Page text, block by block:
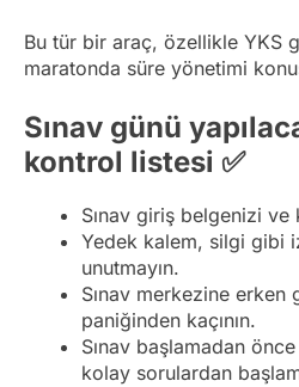
Bu tür bir araç, özellikle YKS
maratonda süre yönetimi
Sınav günü
kontrol listesi ✅
Sınav giriş belgenizi ve
Yedek kalem, silgi gibi
unutmayın.
Sınav merkezine erken
paniğinden kaçının.
Sınav başlamadan önce
kolay sorulardan